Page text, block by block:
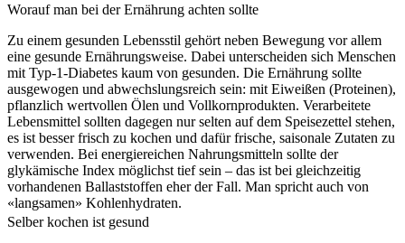
Worauf man bei der Ernährung achten sollte
Zu einem gesunden Lebensstil gehört neben Bewegung vor allem
eine gesunde Ernährungsweise. Dabei unterscheiden sich Menschen
mit Typ-1-Diabetes kaum von gesunden. Die Ernährung sollte
ausgewogen und abwechslungsreich sein: mit Eiweißen (Proteinen),
pflanzlich wertvollen Ölen und Vollkornprodukten. Verarbeitete
Lebensmittel sollten dagegen nur selten auf dem Speisezettel stehen,
es ist besser frisch zu kochen und dafür frische, saisonale Zutaten zu
verwenden. Bei energiereichen Nahrungsmitteln sollte der
glykämische Index möglichst tief sein – das ist bei gleichzeitig
vorhandenen Ballaststoffen eher der Fall. Man spricht auch von
«langsamen» Kohlenhydraten.
Selber kochen ist gesund